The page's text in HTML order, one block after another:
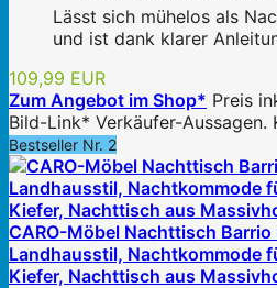
Lässt sich mühelos als
und ist dank klarer
109,99 EUR
Zum Angebot im Shop* Preis
Bild-Link* Verkäufer-Aussagen.
Bestseller Nr. 2
CARO-Möbel Nachttisch
Landhausstil, Nachtkommode
Kiefer, Nachttisch aus